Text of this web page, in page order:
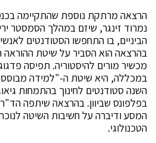
הרצאה מרתקת נוספת שהתקיימה
נמרוד זינגר, שיזם במהלך הסמסטר יריד
הביניים, בו התחפשו הסטודנטים
בהרצאה הוא הסביר על שיטת ההוראה
מכשיר מורים להיסטוריה. תפיסה
במכללה, היא שיטת ה-"למידה
השנה סטודנטים לחינוך בהתמחות
בפלפונס שביוון. בהרצאה שיתפה הד"ר
המסע ודיברה על חשיבות השיטה לנוכח
הטכנולוגי.